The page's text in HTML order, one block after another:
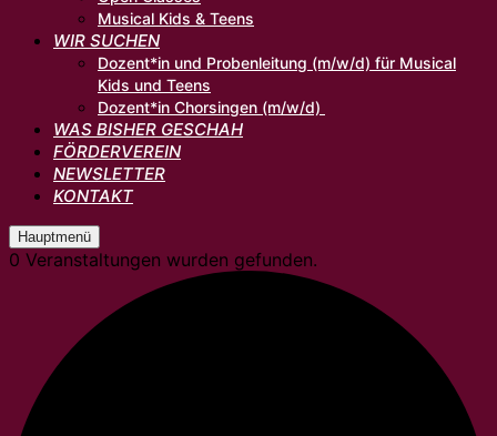
Musical Kids & Teens
WIR SUCHEN
Dozent*in und Probenleitung (m/w/d) für Musical
Kids und Teens
Dozent*in Chorsingen (m/w/d)
WAS BISHER GESCHAH
FÖRDERVEREIN
NEWSLETTER
KONTAKT
Hauptmenü
0 Veranstaltungen wurden gefunden.